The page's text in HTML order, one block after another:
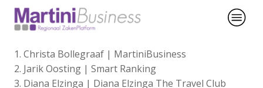
Christa Bollegraaf | MartiniBusiness
Jarik Oosting | Smart Ranking
Diana Elzinga | Diana Elzinga The Travel Club